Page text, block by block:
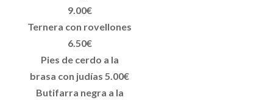
9.00€
Ternera con rovellones
6.50€
Pies de cerdo a la
brasa con judías 5.00€
Butifarra negra a la